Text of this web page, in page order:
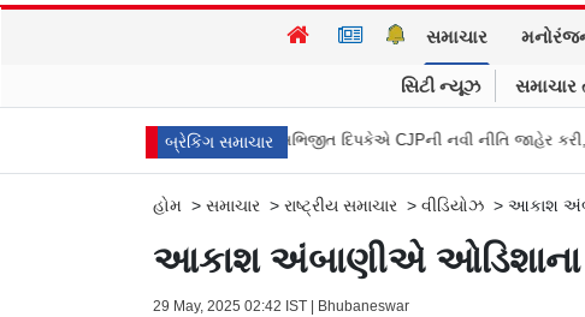
સમાચાર
સિટી ન્યૂઝ સમાચાર
બ્રેકિંગ સમાચાર
અભિજીત દિપકેએ CJPની નવી નીતિ જાહેર કરી,
હોમ > સમાચાર > રાષ્ટ્રીય સમાચાર > વીડિયોઝ > આકાશ
આકાશ અંબાણીએ ઓડિશાના
29 May, 2025 02:42 IST | Bhubaneswar